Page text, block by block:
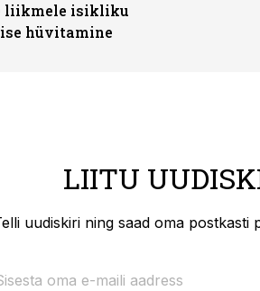
liikmele isikliku
hüvitamine
LIITU
uudiskiri ning saad oma postkasti